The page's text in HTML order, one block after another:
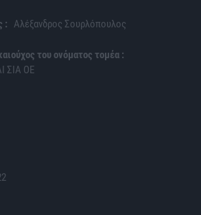
: Αλέξανδρος Σουρλόπουλος
του ονόματος τομέα :
ΣΙΑ ΟΕ